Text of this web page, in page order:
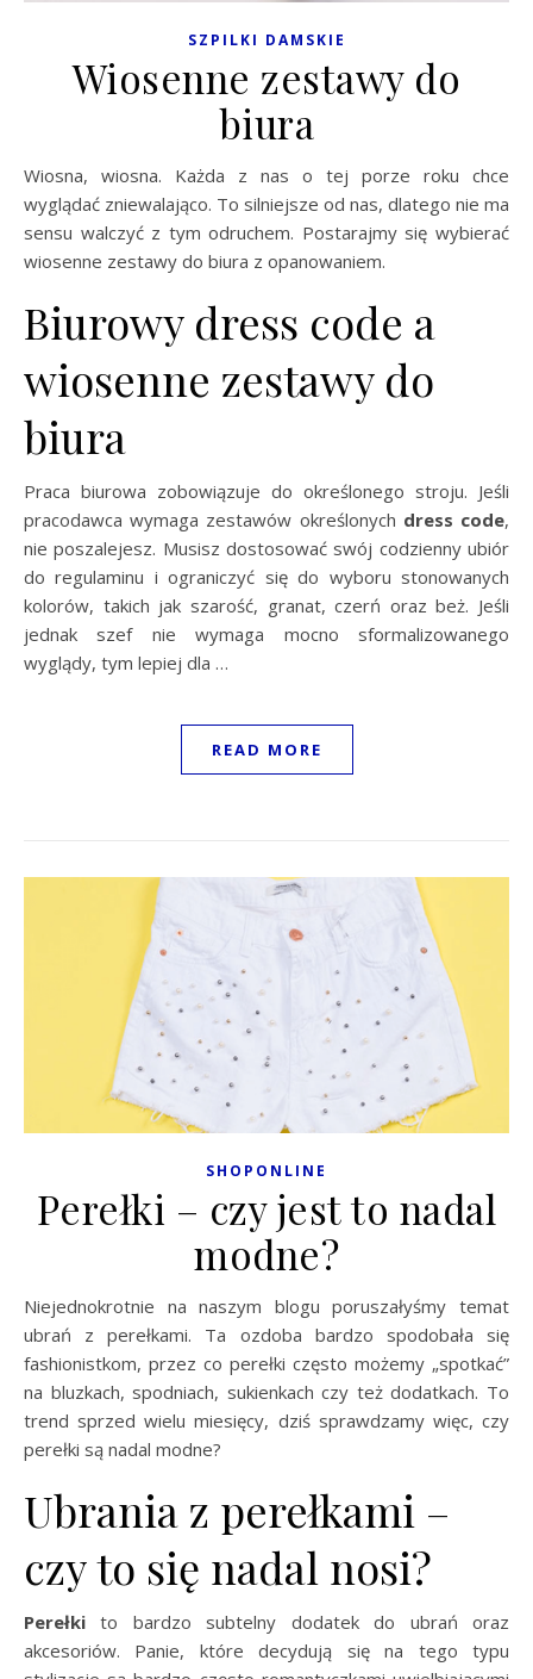
SZPILKI DAMSKIE
Wiosenne zestawy do
biura
Wiosna, wiosna. Każda z nas o tej porze roku chce
wyglądać zniewalająco. To silniejsze od nas, dlatego nie ma
sensu walczyć z tym odruchem. Postarajmy się wybierać
wiosenne zestawy do biura z opanowaniem.
Biurowy dress code a
wiosenne zestawy do
biura
Praca biurowa zobowiązuje do określonego stroju. Jeśli
pracodawca wymaga zestawów określonych dress code,
nie poszalejesz. Musisz dostosować swój codzienny ubiór
do regulaminu i ograniczyć się do wyboru stonowanych
kolorów, takich jak szarość, granat, czerń oraz beż. Jeśli
jednak szef nie wymaga mocno sformalizowanego
wyglądy, tym lepiej dla …
READ MORE
SHOPONLINE
Perełki – czy jest to nadal
modne?
Niejednokrotnie na naszym blogu poruszałyśmy temat
ubrań z perełkami. Ta ozdoba bardzo spodobała się
fashionistkom, przez co perełki często możemy „spotkać”
na bluzkach, spodniach, sukienkach czy też dodatkach. To
trend sprzed wielu miesięcy, dziś sprawdzamy więc, czy
perełki są nadal modne?
Ubrania z perełkami –
czy to się nadal nosi?
Perełki to bardzo subtelny dodatek do ubrań oraz
akcesoriów. Panie, które decydują się na tego typu